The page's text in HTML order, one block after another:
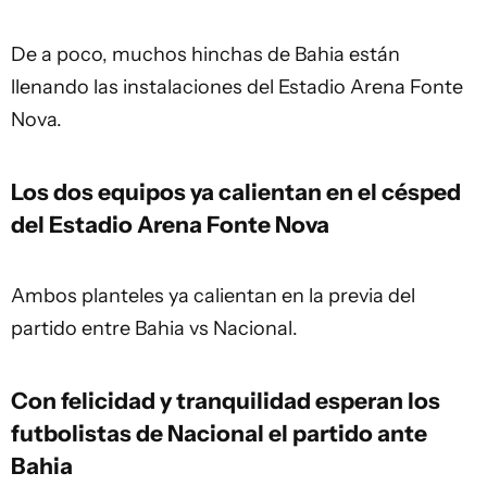
De a poco, muchos hinchas de Bahia están
llenando las instalaciones del Estadio Arena Fonte
Nova.
Los dos equipos ya calientan en el césped
del Estadio Arena Fonte Nova
Ambos planteles ya calientan en la previa del
partido entre Bahia vs Nacional.
Con felicidad y tranquilidad esperan los
futbolistas de Nacional el partido ante
Bahia